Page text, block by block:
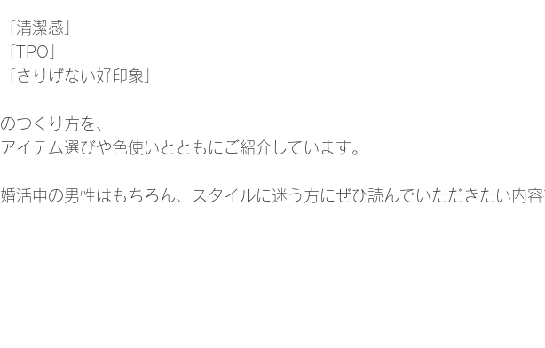
「清潔感」
「TPO」
「さりげない好印象」
のつくり方を、
アイテム選びや色使いとともにご紹介しています。
婚活中の男性はもちろん、スタイルに迷う方にぜひ読んでいただきたい内